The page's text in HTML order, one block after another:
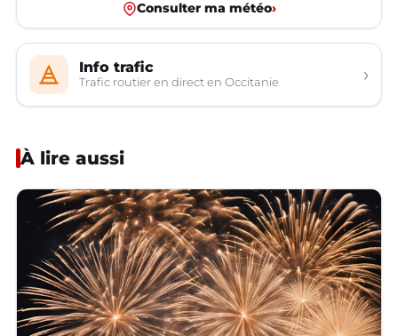
Consulter ma météo›
Info trafic
Trafic routier en direct en Occitanie ›
À lire aussi